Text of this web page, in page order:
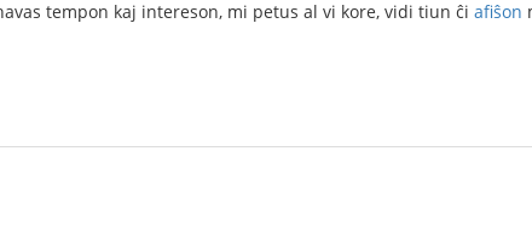
tempon kaj intereson, mi petus al vi kore, vidi tiun ĉi afiŝon